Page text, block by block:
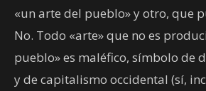
«un arte del pueblo» y otro, que
No. Todo «arte» que no es
pueblo» es maléfico, símbolo de
y de capitalismo occidental (sí,